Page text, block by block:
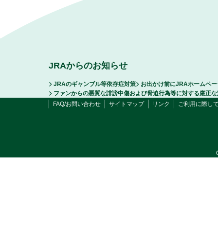
JRAからのお知らせ
JRAのギャンブル等依存症対策
お出かけ前にJRAホームペ
ファンからの悪質な誹謗中傷および脅迫行為等に対する厳正
FAQ/お問い合わせ
サイトマップ リンク ご利用に際し